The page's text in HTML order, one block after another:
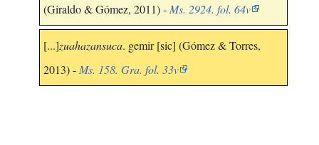
(Giraldo & Gómez, 2011) - Ms. 2924. fol. 64v
[...]zuahazansuca. gemir [sic] (Gómez & Torres,
2013) - Ms. 158. Gra. fol. 33v